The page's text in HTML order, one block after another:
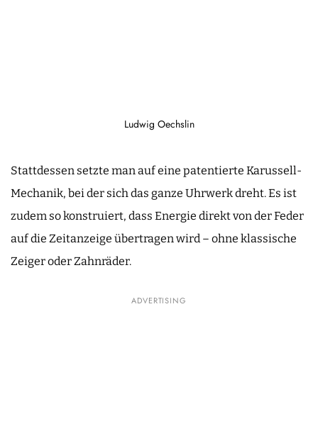
Ludwig Oechslin
Stattdessen setzte man auf eine patentierte Karussell-
Mechanik, bei der sich das ganze Uhrwerk dreht. Es ist
zudem so konstruiert, dass Energie direkt von der Feder
auf die Zeitanzeige übertragen wird – ohne klassische
Zeiger oder Zahnräder.
ADVERTISING